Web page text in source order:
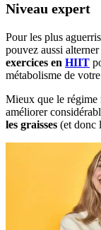
Niveau expert
Pour les plus
pouvez aussi
exercices en HIIT
métabolisme de
Mieux que le régime
améliorer
les graisses (et donc